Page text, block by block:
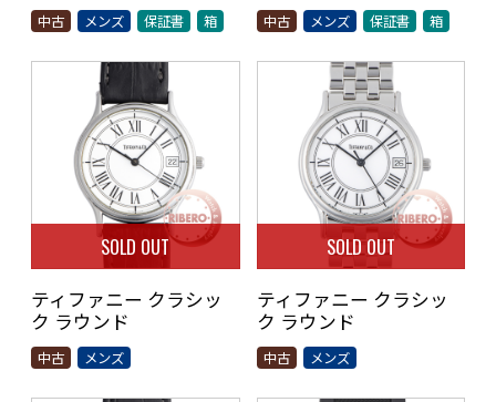
中古 メンズ 保証書 箱 中古 メンズ 保証書 箱
SOLD OUT
ティファニー クラシッ
ク ラウンド
中古 メンズ
SOLD OUT
ティファニー クラシッ
ク ラウンド
中古 メンズ